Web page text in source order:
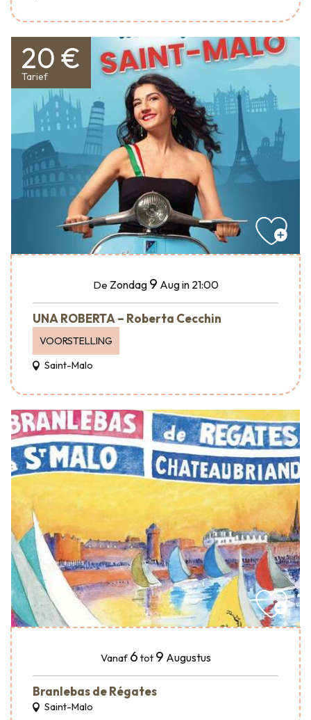
20 €
Tarief
De Zondag 9 Augin 21:00
UNA ROBERTA – Roberta Cecchin
VOORSTELLING
Saint-Malo
Vanaf 6 tot 9 Augustus
Branlebas de Régates
Saint-Malo